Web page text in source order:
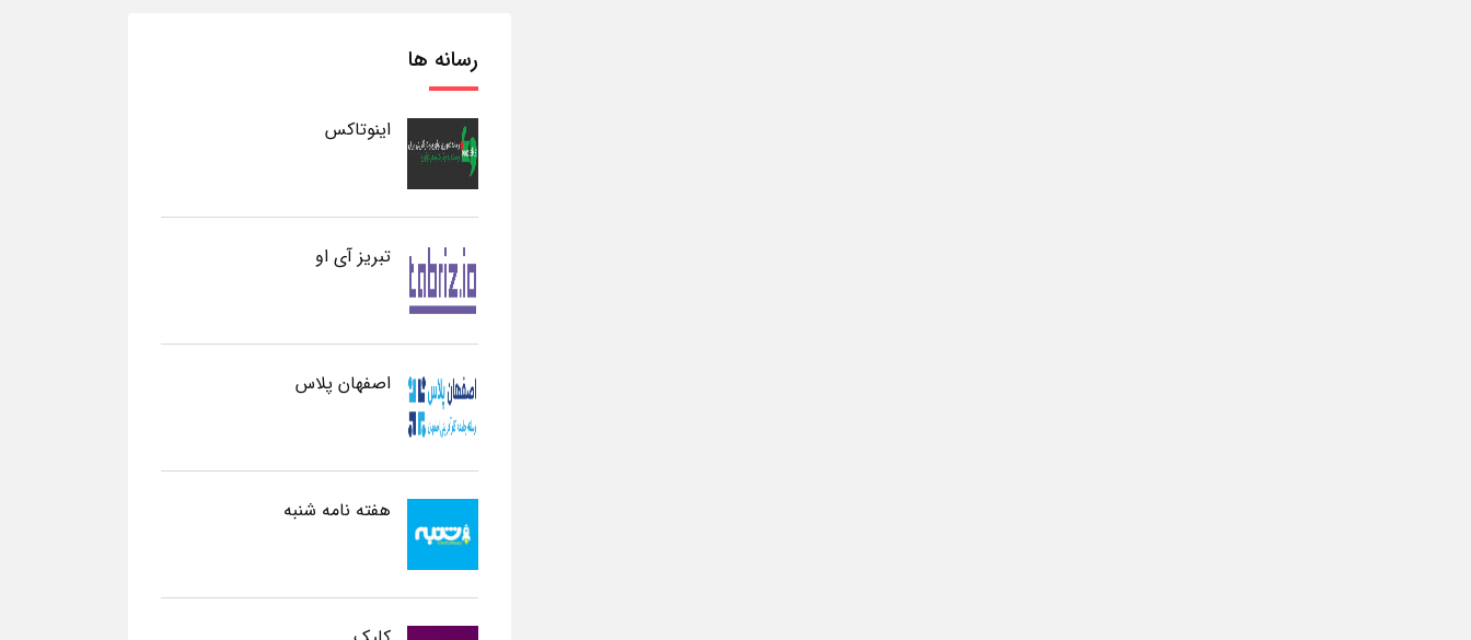
رسانه ها
اینوتاکس
تبریز آی او
اصفهان پلاس
هفته نامه شنبه